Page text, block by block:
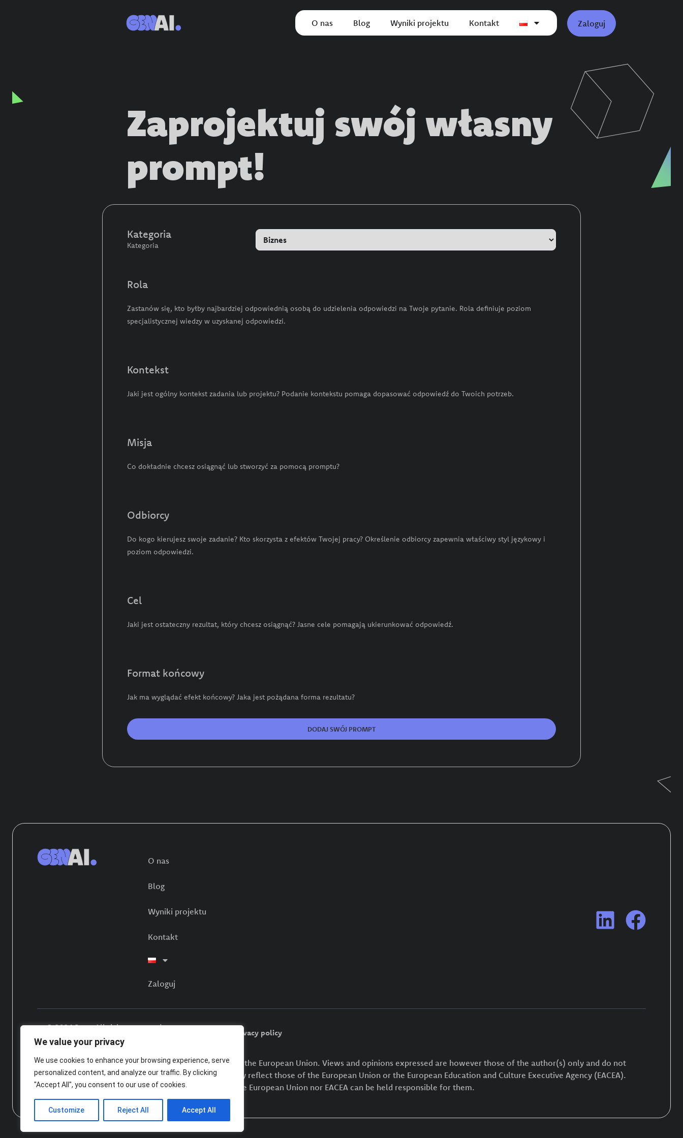
We value your privacy
We use cookies to enhance your browsing experience, serve
personalized content, and analyze our traffic. By clicking
"Accept All", you consent to our use of cookies.
Customize Reject All Accept All
O nas Blog Wyniki projektu Kontakt Zaloguj
Zaprojektuj swój własny
prompt!
Kategoria
Kategoria
Rola
Zastanów się, kto byłby najbardziej odpowiednią osobą do udzielenia odpowiedzi na Twoje pytanie. Rola definiuje poziom
specjalistycznej wiedzy w uzyskanej odpowiedzi.
Kontekst
Jaki jest ogólny kontekst zadania lub projektu? Podanie kontekstu pomaga dopasować odpowiedź do Twoich potrzeb.
Misja
Co dokładnie chcesz osiągnąć lub stworzyć za pomocą promptu?
Odbiorcy
Do kogo kierujesz swoje zadanie? Kto skorzysta z efektów Twojej pracy? Określenie odbiorcy zapewnia właściwy styl językowy i
poziom odpowiedzi.
Cel
Jaki jest ostateczny rezultat, który chcesz osiągnąć? Jasne cele pomagają ukierunkować odpowiedź.
Format końcowy
Jak ma wyglądać efekt końcowy? Jaka jest pożądana forma rezultatu?
DODAJ SWÓJ PROMPT
O nas
Blog
Wyniki projektu
Kontakt
Zaloguj
© 2024 Pcss. All rights reserved.
Privacy policy
Funded by the European Union. Views and opinions expressed are however those of the author(s) only and do not
necessarily reflect those of the European Union or the European Education and Culture Executive Agency (EACEA).
Neither the European Union nor EACEA can be held responsible for them.